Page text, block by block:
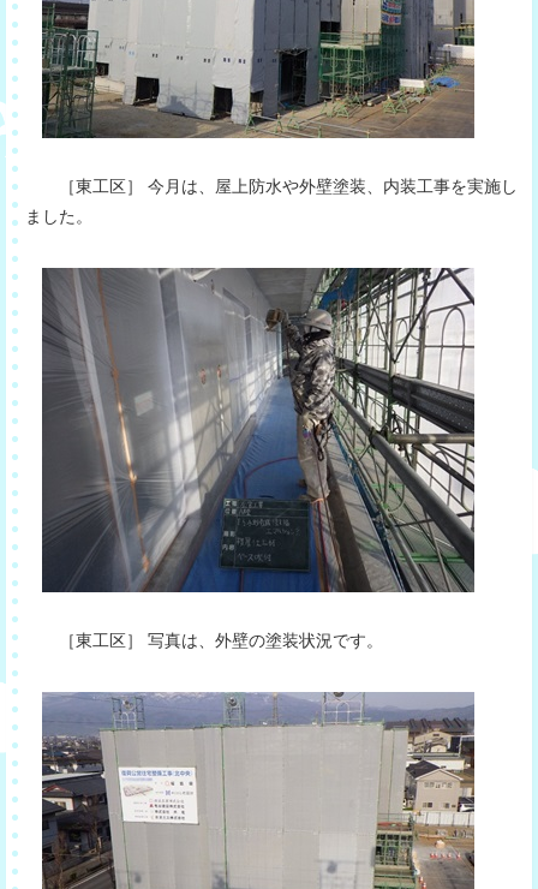
［東工区］ 今月は、屋上防水や外壁塗装、内装工事を実施し
ました。
［東工区］ 写真は、外壁の塗装状況です。